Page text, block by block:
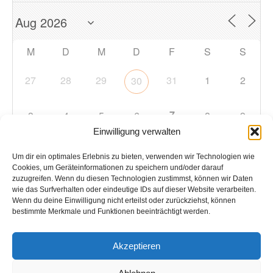
Einwilligung verwalten
Um dir ein optimales Erlebnis zu bieten, verwenden wir Technologien wie
Cookies, um Geräteinformationen zu speichern und/oder darauf
zuzugreifen. Wenn du diesen Technologien zustimmst, können wir Daten
wie das Surfverhalten oder eindeutige IDs auf dieser Website verarbeiten.
Wenn du deine Einwilligung nicht erteilst oder zurückziehst, können
bestimmte Merkmale und Funktionen beeinträchtigt werden.
Akzeptieren
M D M D F S S
27 28 29 30 31 1 2
3 4 5 6 7 8 9
10 11 12 13 14 15
17 18 19 20 21 22 23
31 1 2 3 4 5 6